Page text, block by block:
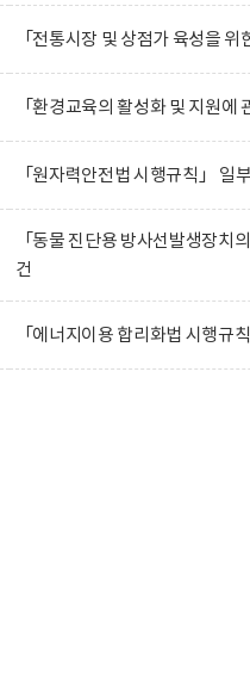
「전통시장 및 상점가 육성을
「환경교육의 활성화 및 지원
「원자력안전법 시행규칙」 일
「동물 진단용 방사선발생장치
건
「에너지이용 합리화법 시행규